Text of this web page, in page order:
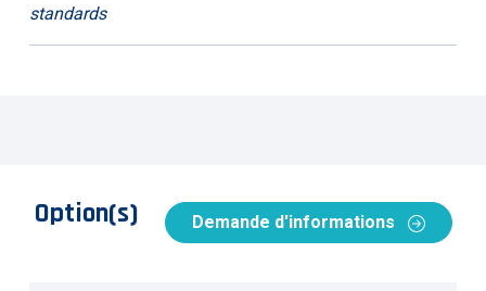
standards
Option(s) Demande d'informations